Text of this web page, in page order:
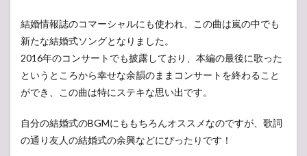
結婚情報誌のコマーシャルにも使われ、この曲は嵐の中でも
新たな結婚式ソングとなりました。
2016年のコンサートでも披露しており、本編の最後に歌った
というところから幸せな余韻のままコンサートを終わること
ができ、この曲は特にステキな思い出です。
自分の結婚式のBGMにももちろんオススメなのですが、歌詞
の通り友人の結婚式の余興などにぴったりです！